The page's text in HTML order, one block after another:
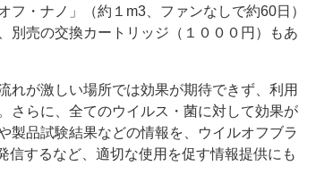
・ナノ」（約１m3、ファンなしで約60日）
別売の交換カートリッジ（１０００円）もあ
が激しい場所では効果が期待できず、利用
さらに、全てのウイルス・菌に対して効果が
製品試験結果などの情報を、ウイルオフブラ
信するなど、適切な使用を促す情報提供にも